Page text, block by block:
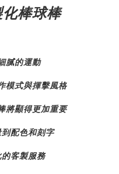
棒球棒
膩的運動
模式與揮擊風格
將顯得更加重要
配色和刻字
客製服務